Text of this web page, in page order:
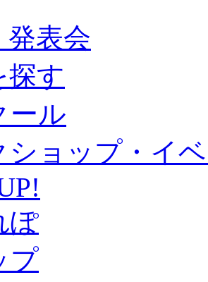
発表会
探す
ール
ショップ・イ
ぽ
プ